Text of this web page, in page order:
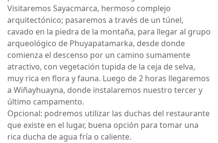
Visitaremos Sayacmarca, hermoso complejo
arquitectónico; pasaremos a través de un túnel,
cavado en la piedra de la montaña, para llegar al grupo
arqueológico de Phuyapatamarka, desde donde
comienza el descenso por un camino sumamente
atractivo, con vegetación tupida de la ceja de selva,
muy rica en flora y fauna. Luego de 2 horas llegaremos
a Wiñayhuayna, donde instalaremos nuestro tercer y
último campamento.
Opcional: podremos utilizar las duchas del restaurante
que existe en el lugar, buena opción para tomar una
rica ducha de agua fría o caliente.